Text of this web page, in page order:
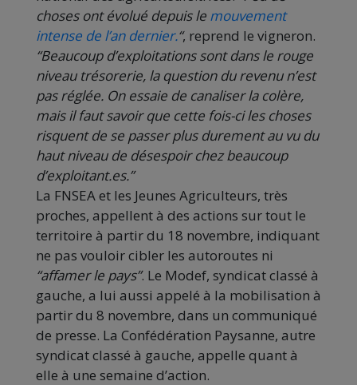
choses ont évolué depuis le mouvement
intense de l’an dernier.“, reprend le vigneron.
“Beaucoup d’exploitations sont dans le rouge
niveau trésorerie, la question du revenu n’est
pas réglée. On essaie de canaliser la colère,
mais il faut savoir que cette fois-ci les choses
risquent de se passer plus durement au vu du
haut niveau de désespoir chez beaucoup
d’exploitant.es.”
La FNSEA et les Jeunes Agriculteurs, très
proches, appellent à des actions sur tout le
territoire à partir du 18 novembre, indiquant
ne pas vouloir cibler les autoroutes ni
“affamer le pays”. Le Modef, syndicat classé à
gauche, a lui aussi appelé à la mobilisation à
partir du 8 novembre, dans un communiqué
de presse. La Confédération Paysanne, autre
syndicat classé à gauche, appelle quant à
elle à une semaine d’action.